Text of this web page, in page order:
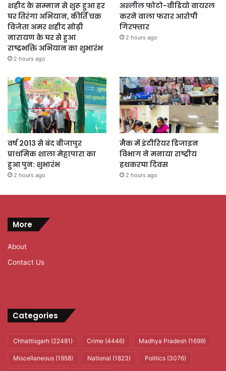
शहीद के सम्मान से शुरू हुआ हर
घर तिरंगा अभियान, कीर्ति चक्र
विजेता अमर शहीद सोढ़ी
नारायण के घर से हुआ
राष्ट्रभक्ति अभियान का शुभारंभ
2 hours ago
अश्लील फोटो-वीडियो वायरल
करने वाला फरार आरोपी
गिरफ्तार
2 hours ago
वर्ष 2013 से बंद बीजापुर
प्राथमिक शाला मेट्टापारा का
हुआ पुन: शुभारंभ
2 hours ago
मैक में इंटीरियर डिजाइन
विभाग ने मनाया राष्ट्रीय
हथकरघा दिवस
2 hours ago
More
About
Contact Us
Categories
Chhattisgarh (22481) Crime (4446) Madhya Pradesh (1699)
Miscellaneous (1958) National (1823) Politics (3076)